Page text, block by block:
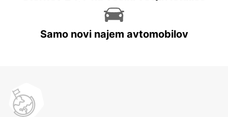
Samo novi najem avtomobilov